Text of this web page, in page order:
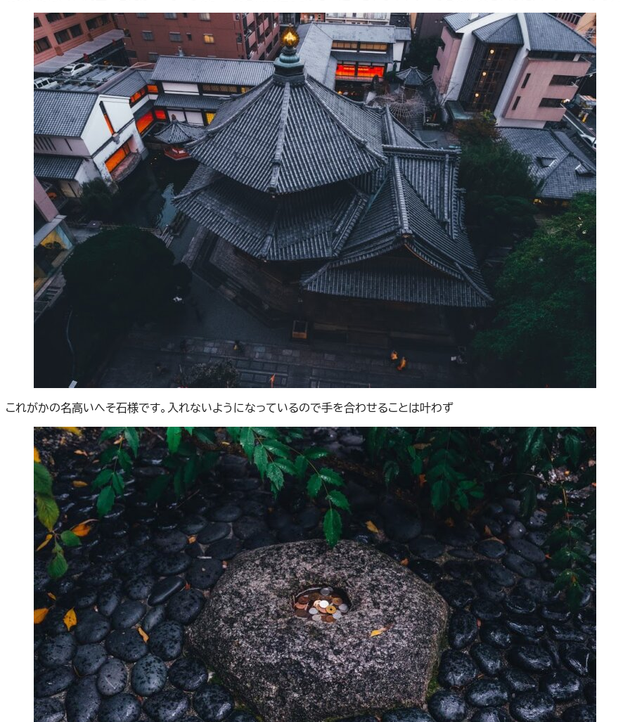
これがかの名高いへそ石様です。入れないようになっているので手を合わせることは叶わず